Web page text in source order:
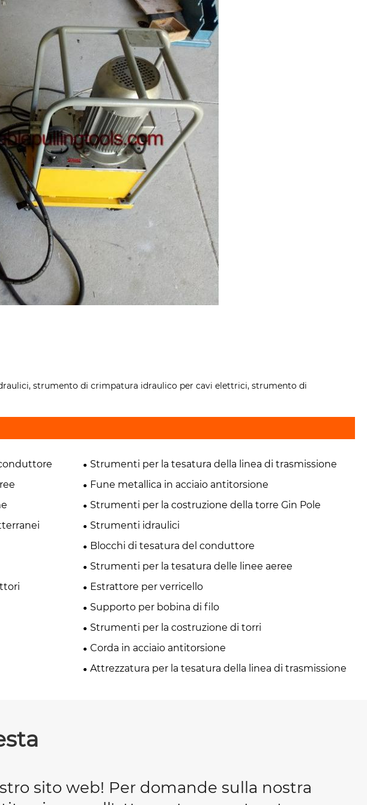
strumento di crimpatura idraulico per cavi elettrici, strumento di
Strumenti per la tesatura della linea di trasmissione
Fune metallica in acciaio antitorsione
Strumenti per la costruzione della torre Gin Pole
Strumenti idraulici
Blocchi di tesatura del conduttore
Strumenti per la tesatura delle linee aeree
Estrattore per verricello
Supporto per bobina di filo
Strumenti per la costruzione di torri
Corda in acciaio antitorsione
Attrezzatura per la tesatura della linea di trasmissione
sito web! Per domande sulla nostra